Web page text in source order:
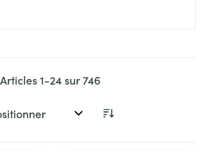
Articles1-24sur746
par: